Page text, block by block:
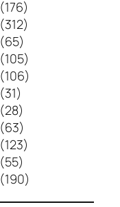
(176)
(312)
(65)
(105)
(106)
(31)
(28)
(63)
(123)
(55)
(190)